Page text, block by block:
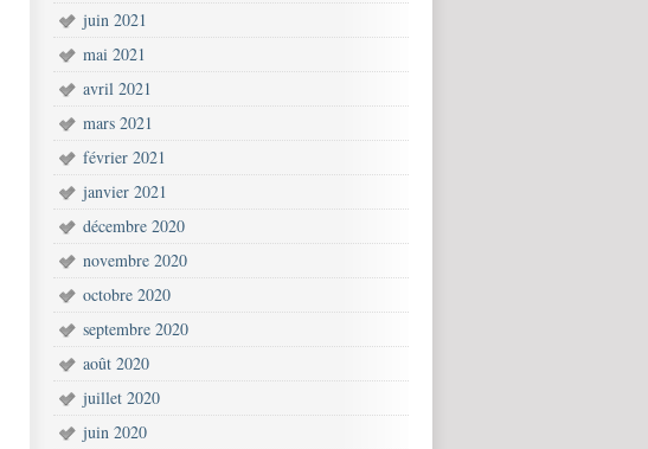
juin 2021
mai 2021
avril 2021
mars 2021
février 2021
janvier 2021
décembre 2020
novembre 2020
octobre 2020
septembre 2020
août 2020
juillet 2020
juin 2020